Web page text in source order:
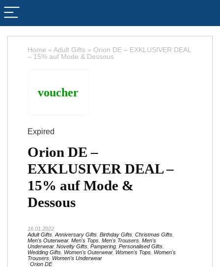
Home » Adult Gifts » Orion DE – EXKLUSIVER DEAL
– 15% auf Mode & Dessous
voucher
Expired
Orion DE –
EXKLUSIVER DEAL –
15% auf Mode &
Dessous
16.01.2022
Adult Gifts Anniversary Gifts Birthday Gifts Christmas Gifts
Men's Outerwear, Men's Tops Men's Trousers Men's
Underwear, Novelty Gifts Pampering Personalised Gifts
Wedding Gifts Women's Outerwear, Women's Tops Women's
Trousers Women's Underwear
Orion DE